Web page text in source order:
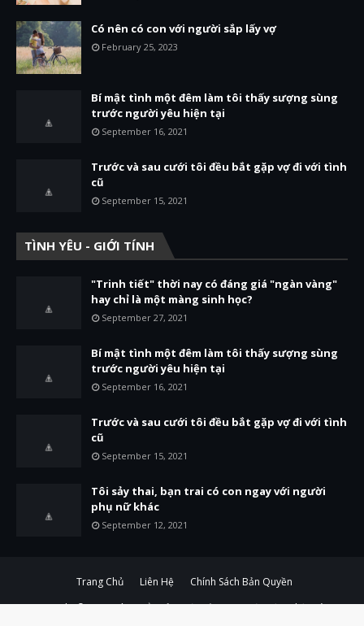
Có nên có con với người sắp lấy vợ
February 25, 2023
Bí mật tình một đêm làm tôi thấy sượng sùng
trước người yêu hiện tại
September 16, 2021
Trước và sau cưới tôi đều bắt gặp vợ đi với tình
cũ
September 15, 2021
TÌNH YÊU - GIỚI TÍNH
"Trinh tiết" thời nay có đáng giá "ngàn vàng"
hay chỉ là một màng sinh học?
September 27, 2021
Bí mật tình một đêm làm tôi thấy sượng sùng
trước người yêu hiện tại
September 16, 2021
Trước và sau cưới tôi đều bắt gặp vợ đi với tình
cũ
September 15, 2021
Tôi sảy thai, bạn trai có con ngay với người
phụ nữ khác
September 12, 2021
Trang Chủ Liên Hệ
Chính Sách Bản Quyền
Copyright © 2012Báo Tuổi Trẻ & Đời Sống - Tin Tức Cập Nhật Hàng